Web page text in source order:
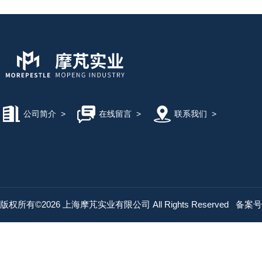
公司简介 > 在线留言> 联系我们 >
版权所有©2026 上海摩芃实业有限公司 All Rights Reserved 备案